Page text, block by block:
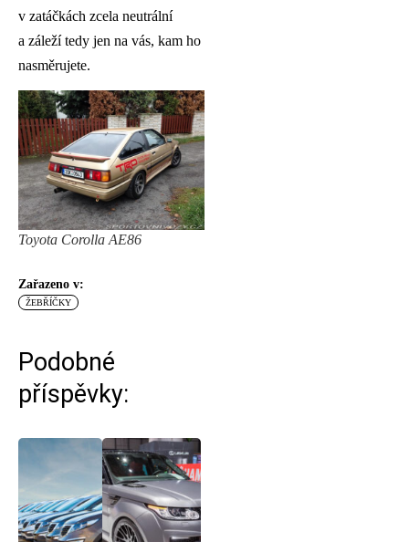
v zatáčkách zcela neutrální
a záleží tedy jen na vás, kam ho
nasměrujete.
Toyota Corolla AE86
Zařazeno v:
ŽEBŘÍČKY
Podobné
příspěvky: